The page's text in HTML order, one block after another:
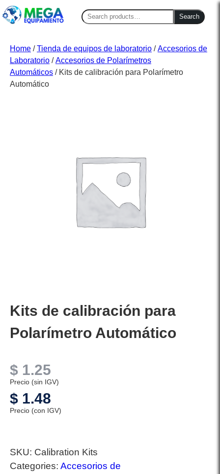
Search
for:
Search
Home /Tienda de equipos de laboratorio /Accesorios de
Laboratorio /Accesorios de Polarímetros
Automáticos / Kits de calibración para Polarímetro
Automático
Kits de calibración para
Polarímetro Automático
$ 1.25
Precio (sin IGV)
$ 1.48
Precio (con IGV)
SKU: Calibration Kits
Categories: Accesorios de